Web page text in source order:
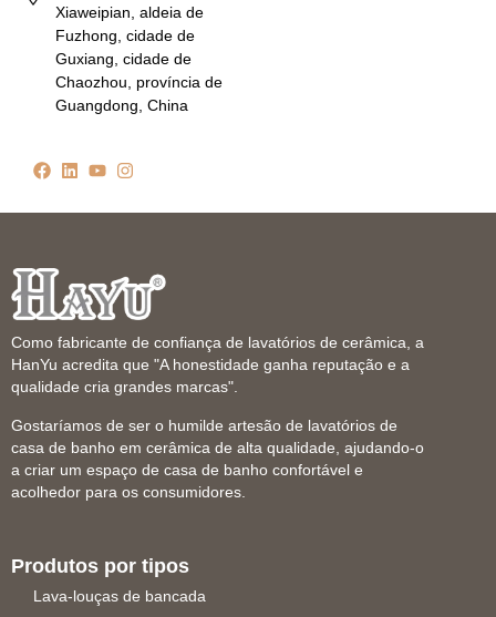
Xiaweipian, aldeia de
Fuzhong, cidade de
Guxiang, cidade de
Chaozhou, província de
Guangdong, China
Como fabricante de confiança de lavatórios de cerâmica, a
HanYu acredita que "A honestidade ganha reputação e a
qualidade cria grandes marcas".
Gostaríamos de ser o humilde artesão de lavatórios de
casa de banho em cerâmica de alta qualidade, ajudando-o
a criar um espaço de casa de banho confortável e
acolhedor para os consumidores.
Produtos por tipos
Lava-louças de bancada